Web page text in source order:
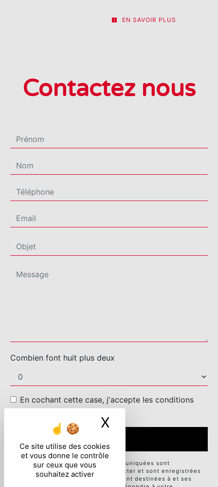
Ce site utilise des cookies
et vous donne le contrôle
sur ceux que vous
souhaitez activer
X Masquer le
EN SAVOIR PLUS
Contactez nous
Combien font huit plus deux
En cochant cette case, j'accepte les conditions
** Les données personnelles communiquées sont
nécessaires aux fins de vous contacter et sont enregistrées
dans un fichier informatisé. Elles sont destinées à et ses